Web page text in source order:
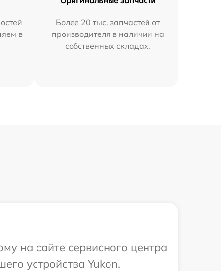
в
Более 20 тыс. запчастей от
производителя в наличии на
собственных складах.
на сайте сервисного центра
устройства Yukon.